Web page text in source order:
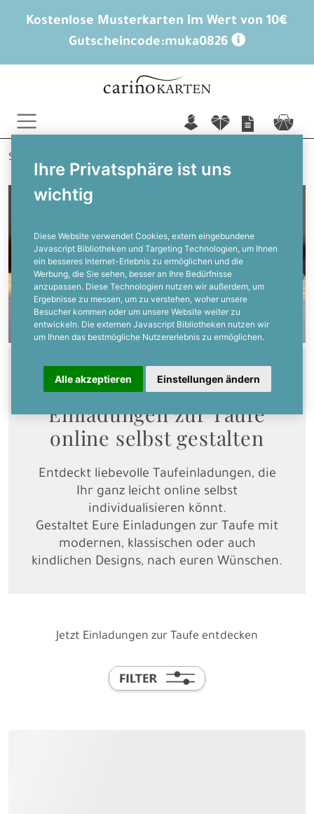
Kostenlose Musterkarten im Wert von 10€
Gutscheincode:muka0826
Ihre Privatsphäre ist uns
wichtig
Diese Website verwendet Cookies, extern eingebundene
Javascript Bibliotheken und Targeting Technologien, um Ihnen
ein besseres Internet-Erlebnis zu ermöglichen und die
Werbung, die Sie sehen, besser an Ihre Bedürfnisse
anzupassen. Diese Technologien nutzen wir außerdem, um
Ergebnisse zu messen, um zu verstehen, woher unsere
Besucher kommen oder um unsere Website weiter zu
entwickeln. Die externen Javascript Bibliotheken nutzen wir
um Ihnen das bestmögliche Nutzererlebnis zu ermöglichen.
Alle akzeptieren Einstellungen ändern
n f c
Startseite
Feiert mit uns!
Einladungen zur Taufe
online selbst gestalten
Entdeckt liebevolle Taufeinladungen, die
Ihr ganz leicht online selbst
individualisieren könnt.
Gestaltet Eure Einladungen zur Taufe mit
modernen, klassischen oder auch
kindlichen Designs, nach euren Wünschen.
Jetzt Einladungen zur Taufe entdecken